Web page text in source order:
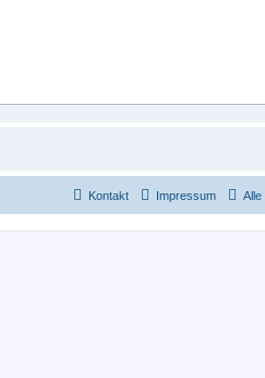
Alle
Impressum
Kontakt